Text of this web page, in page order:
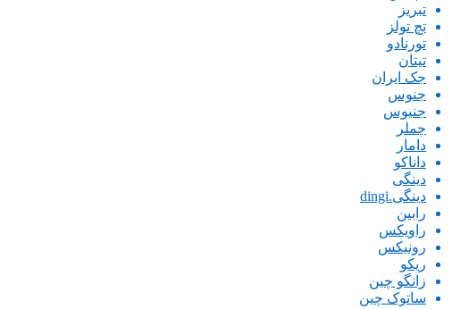
تبریز
تچ تولز
تورنادو
تیتان
جک ایران
جنوس
جنیوس
چملر
دامار
داناکو
دینگی
دینگی.dingi
رابین
راویکس
رونیکس
ریکو
زانگو چین
ساتوک چین